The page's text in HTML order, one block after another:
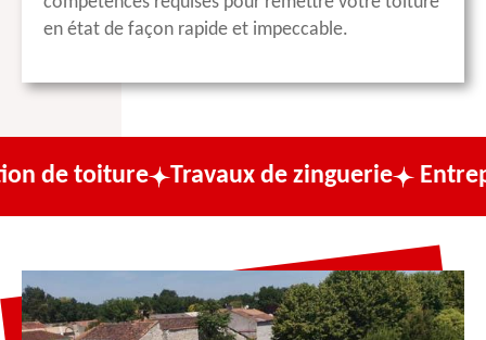
en état de façon rapide et impeccable.
Travaux de zinguerie Entreprise de